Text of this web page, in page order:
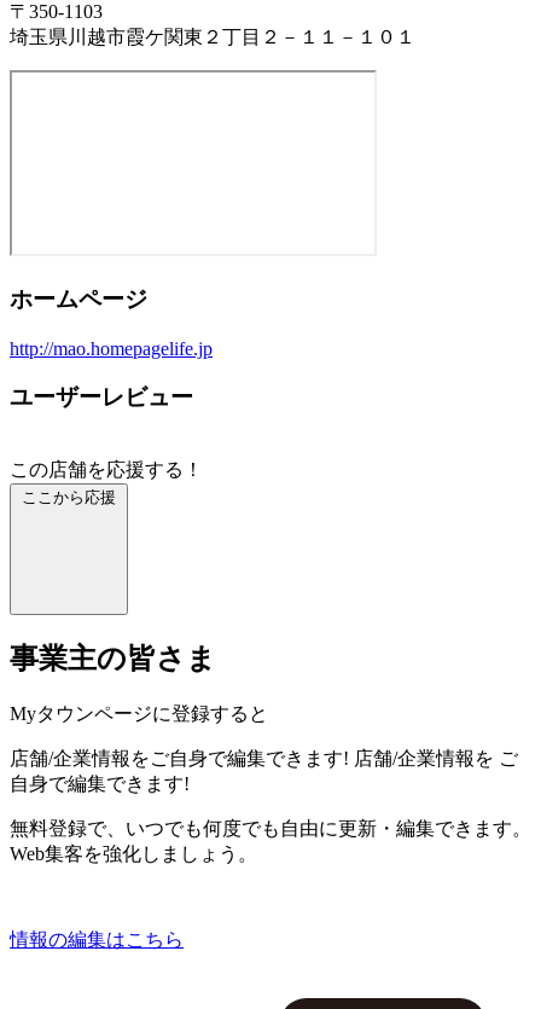
〒350-1103
埼玉県川越市霞ケ関東２丁目２－１１－１０１
ホームページ
http://mao.homepagelife.jp
ユーザーレビュー
この店舗を応援する！
ここから応援
事業主の皆さま
Myタウンページに登録すると
店舗/企業情報をご自身で編集できます! 店舗/企業情報を ご
自身で編集できます!
無料登録で、いつでも何度でも自由に更新・編集できます。
Web集客を強化しましょう。
情報の編集はこちら